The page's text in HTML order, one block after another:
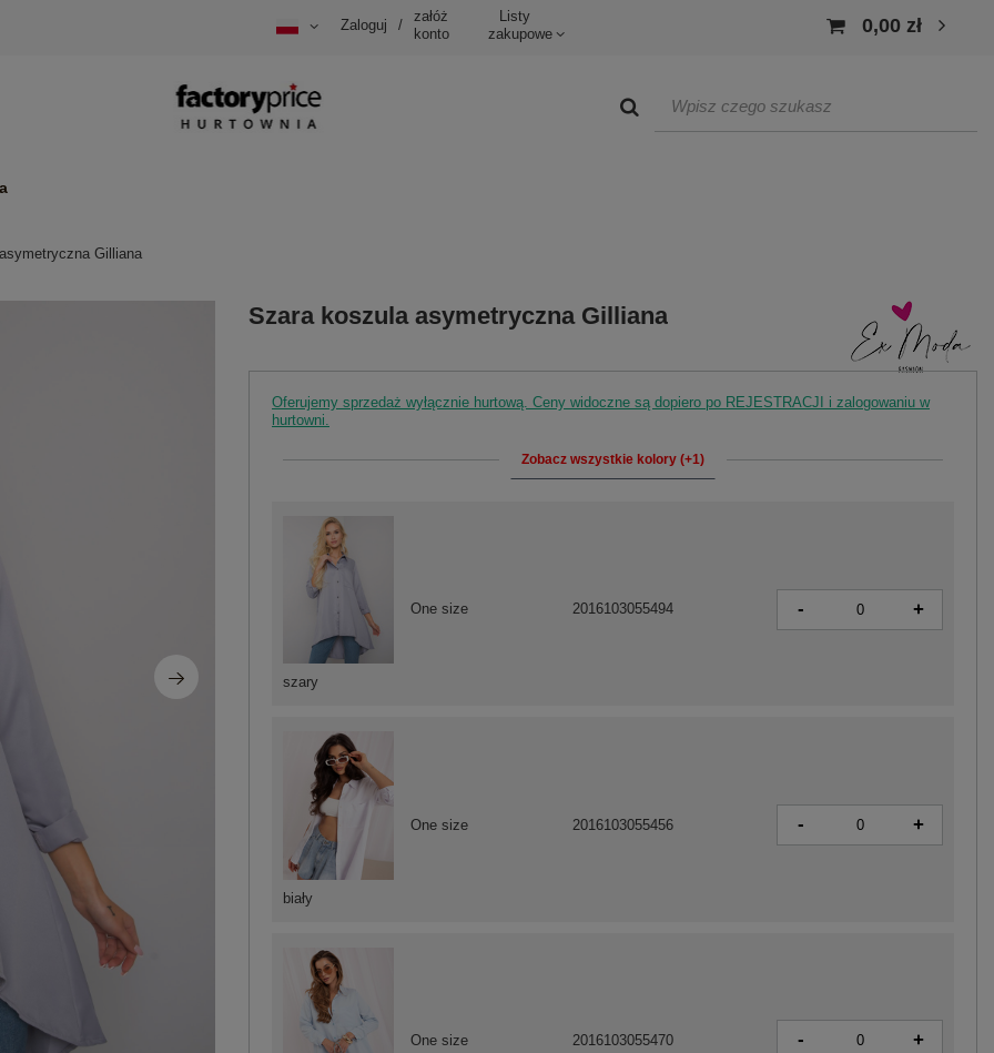
Zaloguj /
załóż
konto
Listy
zakupowe
0,00 zł
Gilliana
Szara koszula asymetryczna Gilliana
Oferujemy sprzedaż wyłącznie hurtową. Ceny widoczne są dopiero po REJESTRACJI i zalogowaniu w
hurtowni.
Zobacz wszystkie kolory (+1)
biały
One size 2016103055456 - +
One size 2016103055470 - +
szary
One size 2016103055494 - +